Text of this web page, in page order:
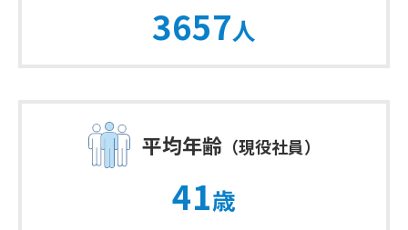
3657人
平均年齢（現役社員）
41歳